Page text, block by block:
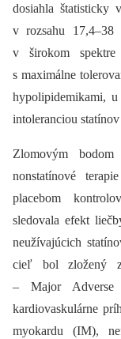
dosiahla štatisticky
v rozsahu
v širokom spektre
s maximálne
hypolipidemikami,
intoleranciou
Zlomovým
nonstatínové
placebom
sledovala efekt
neužívajúcich
cieľ bol zložený
–⁠ Major Adverse
kardiovaskulárne
myokardu (IM),